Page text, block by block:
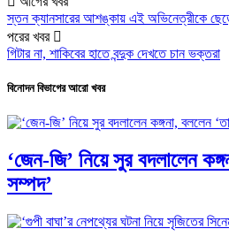
স্তন ক্যানসারের আশঙ্কায় এই অভিনেত্রীকে
পরের খবর
গিটার না, শাকিবের হাতে বন্দুক দেখতে চান ভক্তরা
বিনোদন বিভাগের আরো খবর
‘জেন-জি’ নিয়ে সুর বদলালেন
সম্পদ’